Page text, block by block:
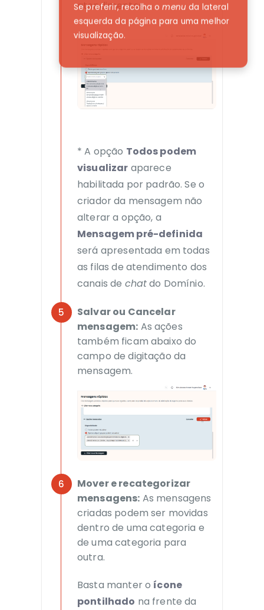
atendimentos.
* A opção Todos podem
visualizar aparece
habilitada por padrão. Se o
criador da mensagem não
alterar a opção, a
Mensagem pré-definida
será apresentada em todas
as filas de atendimento dos
canais de chatdo Domínio.
Salvar ou Cancelar
mensagem: As ações
também ficam abaixo do
campo de digitação da
mensagem.
Mover e recategorizar
mensagens: As mensagens
criadas podem ser movidas
dentro de uma categoria e
de uma categoria para
outra.
Basta manter o ícone
pontilhado na frente da
Se preferir, recolha omenu da lateral
esquerda da página para uma melhor
visualização.